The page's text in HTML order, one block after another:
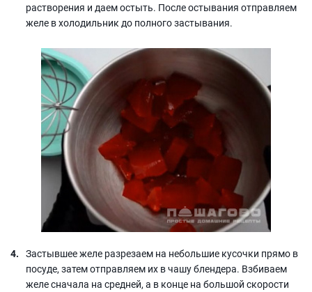
растворения и даем остыть. После остывания отправляем
желе в холодильник до полного застывания.
Застывшее желе разрезаем на небольшие кусочки прямо в
посуде, затем отправляем их в чашу блендера. Взбиваем
желе сначала на средней, а в конце на большой скорости